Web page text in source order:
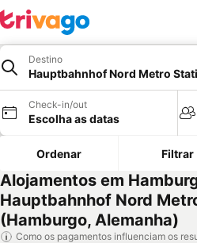
Destino
Hauptbahnhof Nord Metro
Check-in/out
Escolha as datas
Ordenar Filtrar
Alojamentos em
Hauptbahnhof Nord
(Hamburgo, Alemanha)
Como os pagamentos influenciam os